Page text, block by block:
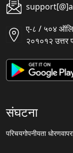
ए-८ / ५०४
२०१०१२ उत्तर
संघटना
परिचयगोपनीयता धोरण